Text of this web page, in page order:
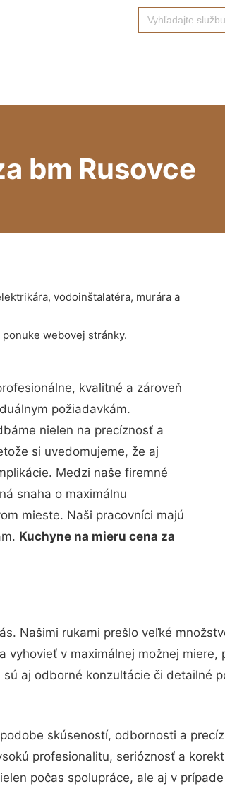
Search
for:
bm Rusovce
vodoinštalatéra, murára a
webovej stránky.
kvalitné a zároveň
požiadavkám.
nielen na precíznosť a
si uvedomujeme, že aj
Medzi naše firemné
snaha o maximálnu
mieste. Naši pracovníci majú
Kuchyne na mieru cena za
Našimi rukami prešlo veľké
v maximálnej možnej
sú aj odborné konzultácie či detailné
skúseností, odbornosti a
profesionalitu, serióznosť a
počas spolupráce, ale aj v